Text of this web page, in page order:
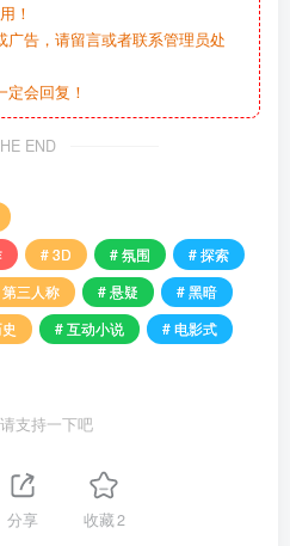
！
告，请留言或者联系管理员处
会回复！
END
# 3D # 氛围
# 探索
三人称 # 悬疑
# 黑暗
# 互动小说
# 电影式
支持一下吧
分享 收藏2